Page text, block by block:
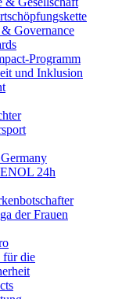
Governance
Programm
und Inklusion​
24h
der Frauen
für die